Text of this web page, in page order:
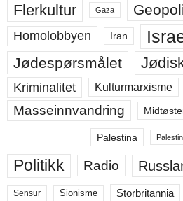
Flerkultur Gaza
Homolobbyen Iran
Jødespørsmålet
Kriminalitet Kulturmarxisme
Masseinnvandring
Palestina
Politikk Radio
Sensur Sionisme Storbritannia